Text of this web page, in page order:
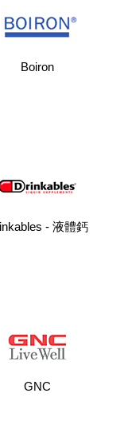
Boiron
- 液體鈣
GNC